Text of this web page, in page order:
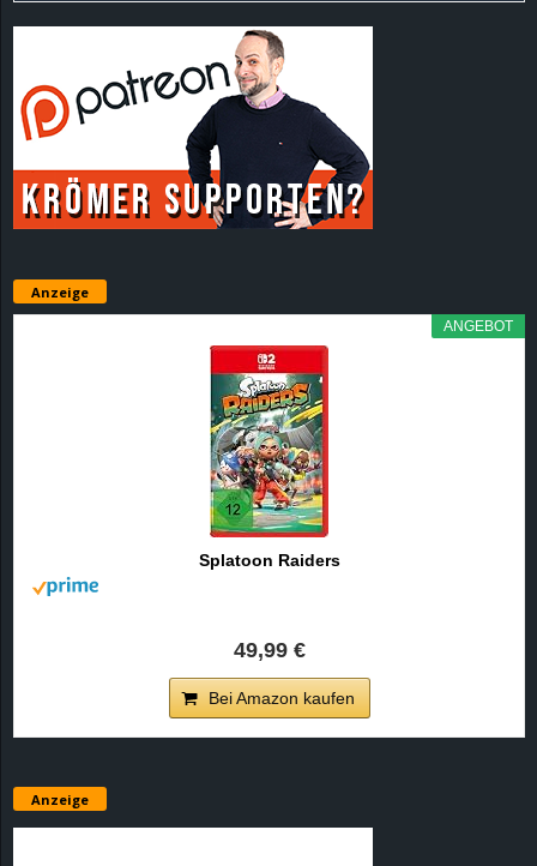
Anzeige
ANGEBOT
Splatoon Raiders
49,99 €
Bei Amazon kaufen
Anzeige